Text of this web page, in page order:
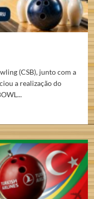
(CSB), junto com a
a realização do